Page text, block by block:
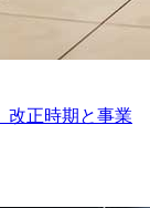
改正時期と事業